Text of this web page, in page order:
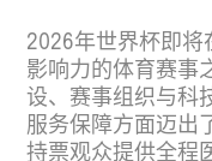
2026年世界杯即将
影响力的体育赛事
设、赛事组织与科
服务保障方面迈出
持票观众提供全程